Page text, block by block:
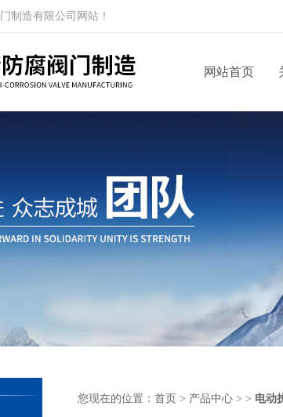
制造有限公司网站！
网站首页
您现在的位置： 首页 > 产品中心 > > 电动